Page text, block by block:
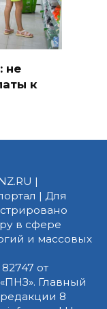
не
к
|
| Для
в сфере
и массовых
от
Главный
8